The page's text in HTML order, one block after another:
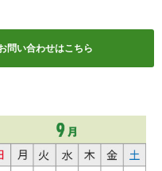
問い合わせはこちら